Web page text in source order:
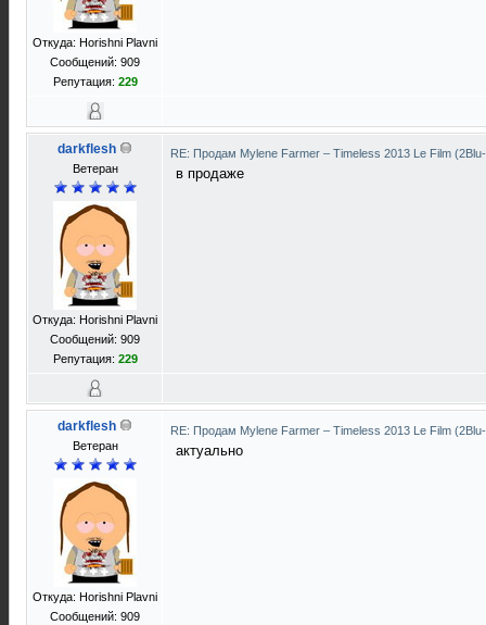
Откуда: Horishni Plavni
Сообщений: 909
Репутация: 229
darkflesh
Ветеран
Откуда: Horishni Plavni
Сообщений: 909
Репутация: 229
RE: Продам Mylene Farmer ‎– Timeless 2013 Le Film
в продаже
darkflesh
Ветеран
Откуда: Horishni Plavni
Сообщений: 909
RE: Продам Mylene Farmer ‎– Timeless 2013 Le Film
актуально